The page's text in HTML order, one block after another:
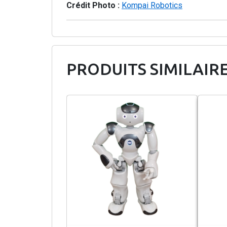
Crédit Photo : Kompai Robotics
PRODUITS